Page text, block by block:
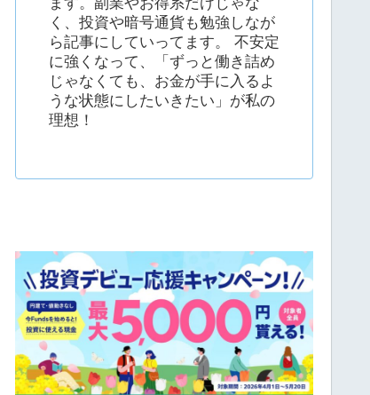
く、投資や暗号通貨も勉強しなが
ら記事にしていってます。 不安定
に強くなって、「ずっと働き詰め
じゃなくても、お金が手に入るよ
うな状態にしたいきたい」が私の
理想！